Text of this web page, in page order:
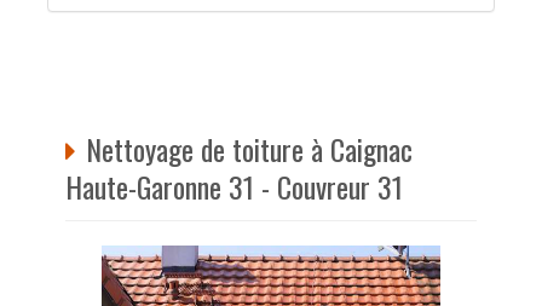
Nettoyage de toiture à Caignac
Haute-Garonne 31 - Couvreur 31